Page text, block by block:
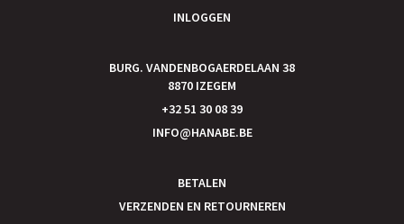
INLOGGEN
BURG. VANDENBOGAERDELAAN 38
8870 IZEGEM
+32 51 30 08 39
INFO@HANABE.BE
BETALEN
VERZENDEN EN RETOURNEREN